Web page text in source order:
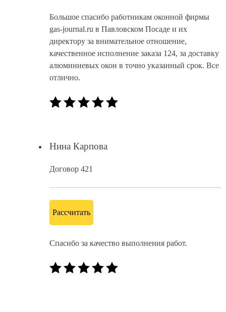
Большое спасибо работникам оконной фирмы
gas-journal.ru в Павловском Посаде и их
директору за внимательное отношение,
качественное исполнение заказа 124, за доставку
алюминиевых окон в точно указанный срок. Все
отлично.
Нина Карпова
Договор 421
Рассчитать
Спасибо за качество выполнения работ.